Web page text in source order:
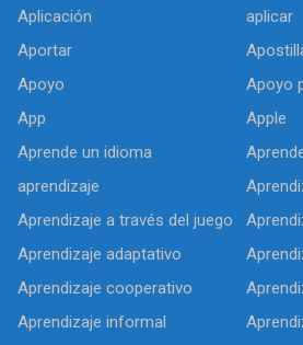
Aplicación
aplicar
Aportar
Apoyo
Apoyo
App
Apple
Aprende un idioma
aprendizaje
Aprendizaje a través del juego
Aprendizaje adaptativo
Aprendizaje cooperativo
Aprendizaje informal